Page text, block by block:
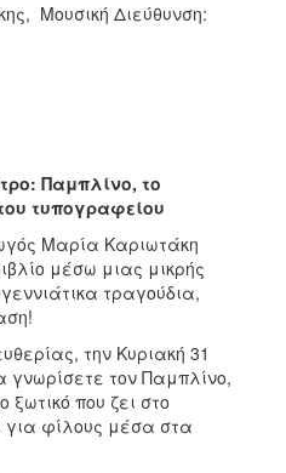
Μουσική Διεύθυνση:
Παμπλίνο, το
τυπογραφείου
Μαρία Καριωτάκη
μέσω μιας μικρής
τραγούδια,
την Κυριακή 31
γνωρίσετε τον Παμπλίνο,
που ζει στο
για φίλους μέσα στα